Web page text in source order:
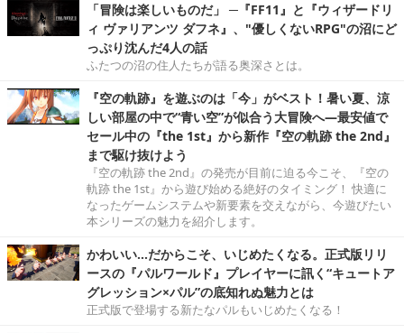
「冒険は楽しいものだ」 ─『FF11』と『ウィザードリ
ィ ヴァリアンツ ダフネ』、"優しくないRPG"の沼にど
っぷり沈んだ4人の話
ふたつの沼の住人たちが語る奥深さとは。
『空の軌跡』を遊ぶのは「今」がベスト！暑い夏、涼
しい部屋の中で“青い空”が似合う大冒険へ―最安値で
セール中の『the 1st』から新作『空の軌跡 the 2nd』
まで駆け抜けよう
『空の軌跡 the 2nd』の発売が目前に迫る今こそ、『空の
軌跡 the 1st』から遊び始める絶好のタイミング！ 快適に
なったゲームシステムや新要素を交えながら、今遊びたい
本シリーズの魅力を紹介します。
かわいい…だからこそ、いじめたくなる。正式版リリ
ースの『パルワールド』プレイヤーに訊く“キュートア
グレッション×パル”の底知れぬ魅力とは
正式版で登場する新たなパルもいじめたくなる！